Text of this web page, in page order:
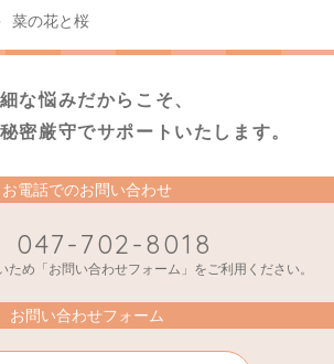
菜の花と桜
な悩みだからこそ、
密厳守でサポートいたします。
お電話でのお問い合わせ
047-702-8018
ため「お問い合わせフォーム」をご利用ください。
お問い合わせフォーム